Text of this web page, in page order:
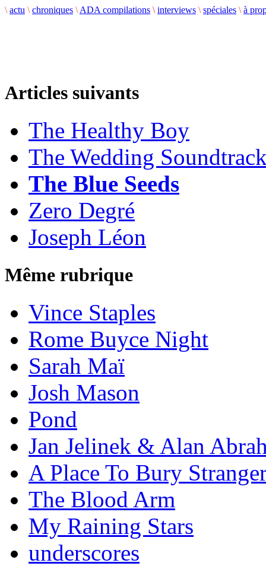
\ actu \ chroniques \ ADA compilations \ interviews \ spéciales \ à
Articles suivants
The Healthy Boy
The Wedding
The Blue Seeds
Zero Degré
Joseph Léon
Même rubrique
Vince Staples
Rome Buyce Night
Sarah Maï
Josh Mason
Pond
Jan Jelinek & Alan
A Place To Bury
The Blood Arm
My Raining Stars
underscores